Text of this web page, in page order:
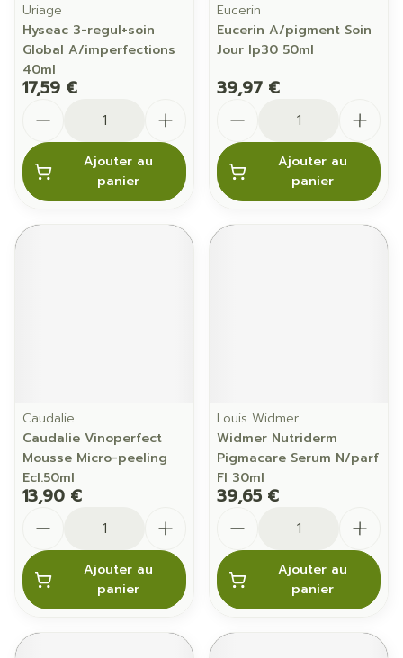
Uriage
Hyseac 3-regul+soin
Global A/imperfections
40ml
17,59 €
Ajouter au
panier
Eucerin
Eucerin A/pigment Soin
Jour Ip30 50ml
39,97 €
Ajouter au
panier
Caudalie
Caudalie Vinoperfect
Mousse Micro-peeling
Ecl.50ml
13,90 €
Ajouter au
panier
Louis Widmer
Widmer Nutriderm
Pigmacare Serum N/parf
Fl 30ml
39,65 €
Ajouter au
panier